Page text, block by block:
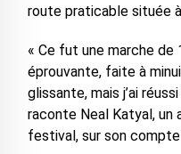
route praticable située
« Ce fut une marche
éprouvante, faite à
glissante, mais j’ai
raconte Neal Katyal, un
festival, sur son